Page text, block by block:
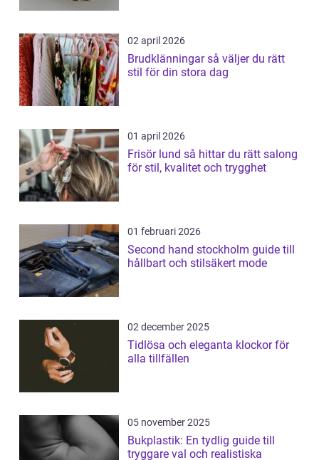
02 april 2026
Brudklänningar så väljer du rätt
stil för din stora dag
01 april 2026
Frisör lund så hittar du rätt salong
för stil, kvalitet och trygghet
01 februari 2026
Second hand stockholm guide till
hållbart och stilsäkert mode
02 december 2025
Tidlösa och eleganta klockor för
alla tillfällen
05 november 2025
Bukplastik: En tydlig guide till
tryggare val och realistiska